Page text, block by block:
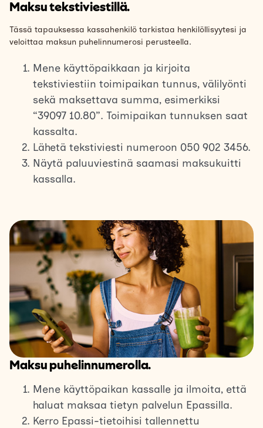
Maksu tekstiviestillä.
Tässä tapauksessa kassahenkilö tarkistaa henkilöllisyytesi ja
veloittaa maksun puhelinnumerosi perusteella.
Mene käyttöpaikkaan ja kirjoita
tekstiviestiin toimipaikan tunnus, välilyönti
sekä maksettava summa, esimerkiksi
“39097 10.80”. Toimipaikan tunnuksen saat
kassalta.
Lähetä tekstiviesti numeroon 050 902 3456.
Näytä paluuviestinä saamasi maksukuitti
kassalla.
Maksu puhelinnumerolla.
Mene käyttöpaikan kassalle ja ilmoita, että
haluat maksaa tietyn palvelun Epassilla.
Kerro Epassi-tietoihisi tallennettu